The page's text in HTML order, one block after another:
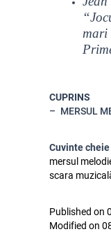
mari
CUPRINS
MERSUL
Cuvinte cheie
mersul
scara
Published on
Modified on